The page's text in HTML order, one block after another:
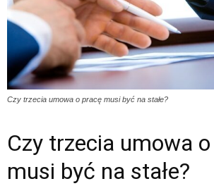
Czy trzecia umowa o pracę musi być na stałe?
Czy trzecia umowa
musi być na stałe?